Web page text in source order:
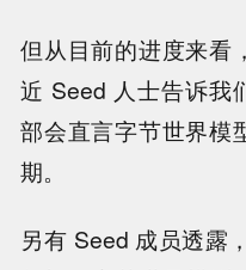
但从目前的进度来看
近 Seed 人士告诉我
部会直言字节世界模
期。
另有 Seed 成员透露